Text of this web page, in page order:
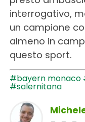
interrogativo,
un campione
almeno in
questo sport.
#bayern monaco
#salernitana